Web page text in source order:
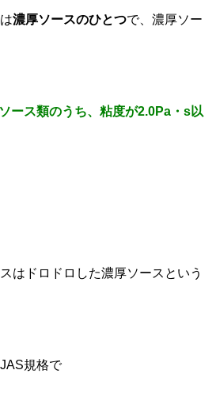
は濃厚ソースのひとつで、濃厚ソー
ース類のうち、粘度が2.0Pa・s以
はドロドロした濃厚ソースという
規格で